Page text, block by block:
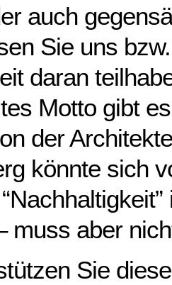
auch
Sie uns
daran
Motto gibt
der
könnte sich
muss aber
Sie